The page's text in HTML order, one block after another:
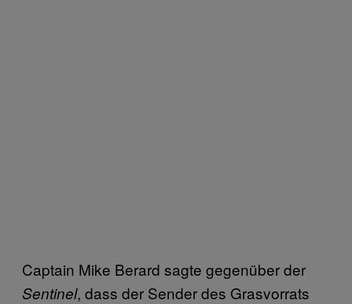
Captain Mike Berard sagte gegenüber der
Sentinel, dass der Sender des Grasvorrats